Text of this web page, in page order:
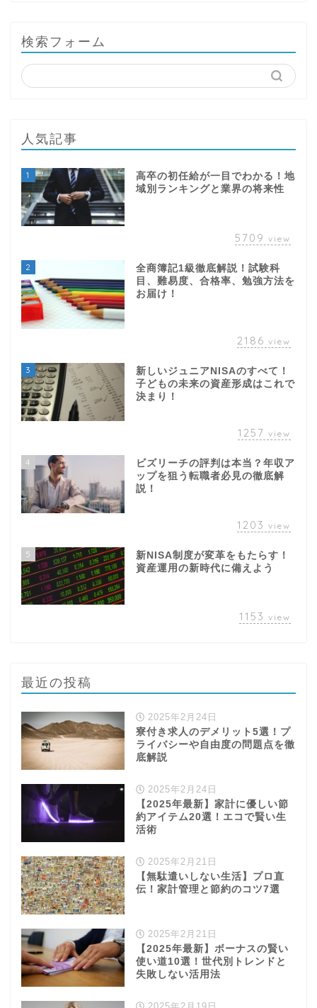
人気記事
5709view
2
目、難易度、合格率、勉強方法を
3
子どもの未来の資産形成はこれで
1257view
4
ップを狙う転職者必見の徹底解
1203view
5
資産運用の新時代に備えよう
1153 view
底解説
2025年2月24日
【2025年最新】家計に優しい節
活術
2025年2月21日
【無駄遣いしない生活】プロ直
2025年2月21日
失敗しない活用法
2025年2月19日
【2025年最新】生命保険料控除
法と手続きを徹底解説！
学び
NISA